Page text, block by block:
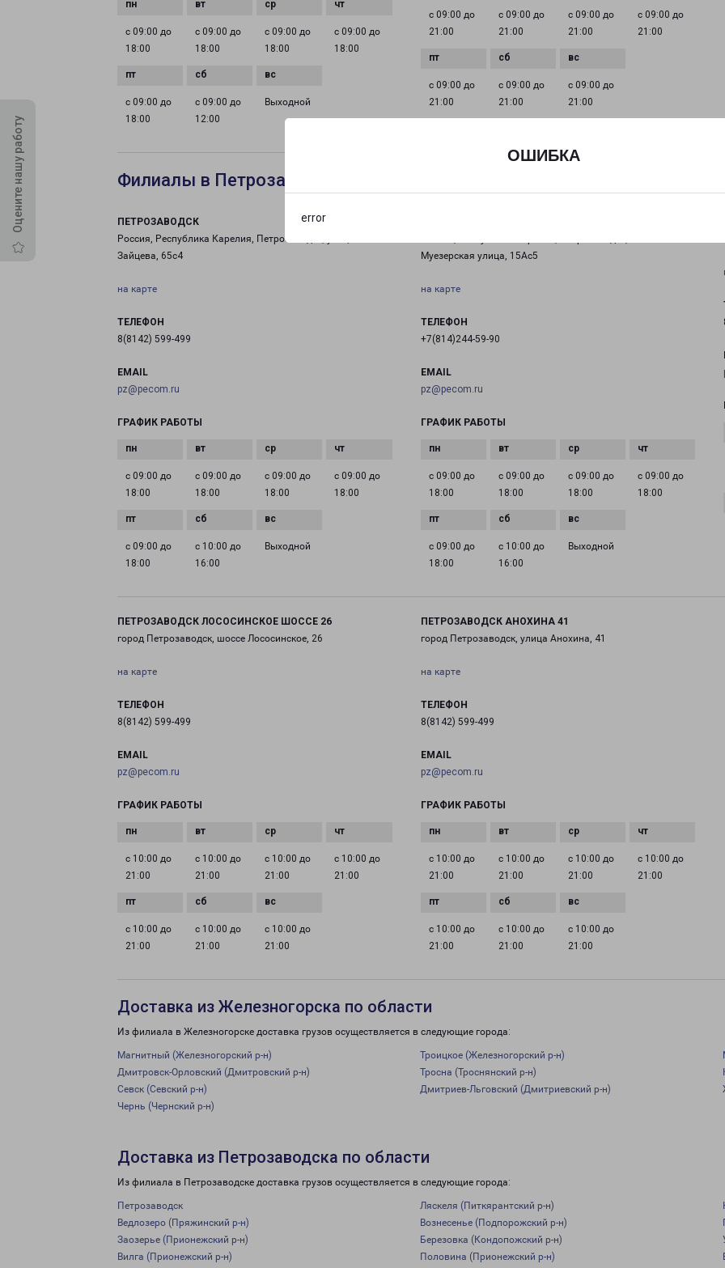
ОШИБКА
error
Оцените нашу работу
с 09:00 до
18:00
с 09:00 до
18:00
с 09:00 до
18:00
с 09:00 до
18:00
с 09:00 до
18:00
с 09:00 до
12:00
Выходной
с 09:00 до
21:00
с 09:00 до
21:00
с 09:00 до
21:00
с 09:00 до
21:00
с 09:00 до
21:00
с 09:00 до
21:00
с 09:00 до
21:00
Филиалы в Петрозаводске
ПЕТРОЗАВОДСК
Россия, Республика Карелия, Петрозаводск, улица
Зайцева, 65с4
на карте
ТЕЛЕФОН
8(8142) 599-499
EMAIL
pz@pecom.ru
ГРАФИК РАБОТЫ
с 09:00 до
18:00
с 09:00 до
18:00
с 09:00 до
18:00
с 09:00 до
18:00
с 09:00 до
18:00
с 10:00 до
16:00
Выходной
Муезерская улица, 15Ас5
на карте
ТЕЛЕФОН
+7(814)244-59-90
EMAIL
pz@pecom.ru
ГРАФИК РАБОТЫ
с 09:00 до
18:00
с 09:00 до
18:00
с 09:00 до
18:00
с 09:00 до
18:00
с 09:00 до
18:00
с 10:00 до
16:00
Выходной
ПЕТРОЗАВОДСК ЛОСОСИНСКОЕ ШОССЕ 26
город Петрозаводск, шоссе Лососинское, 26
на карте
ТЕЛЕФОН
8(8142) 599-499
EMAIL
pz@pecom.ru
ГРАФИК РАБОТЫ
с 10:00 до
21:00
с 10:00 до
21:00
с 10:00 до
21:00
с 10:00 до
21:00
с 10:00 до
21:00
с 10:00 до
21:00
с 10:00 до
21:00
ПЕТРОЗАВОДСК АНОХИНА 41
город Петрозаводск, улица Анохина, 41
на карте
ТЕЛЕФОН
8(8142) 599-499
EMAIL
pz@pecom.ru
ГРАФИК РАБОТЫ
с 10:00 до
21:00
с 10:00 до
21:00
с 10:00 до
21:00
с 10:00 до
21:00
с 10:00 до
21:00
с 10:00 до
21:00
с 10:00 до
21:00
Доставка из Железногорска по области
Из филиала в Железногорске доставка грузов осуществляется в следующие города:
Магнитный (Железногорский р-н) Троицкое (Железногорский р-н)
Дмитровск-Орловский (Дмитровский р-н)
Тросна (Троснянский р-н)
Севск (Севский р-н)
Дмитриев-Льговский (Дмитриевский р-н)
Чернь (Чернский р-н)
Доставка из Петрозаводска по области
Из филиала в Петрозаводске доставка грузов осуществляется в следующие города:
Петрозаводск Ляскеля (Питкярантский р-н)
Ведлозеро (Пряжинский р-н)
Вознесенье (Подпорожский р-н)
Заозерье (Прионежский р-н)
Березовка (Кондопожский р-н)
Вилга (Прионежский р-н)
Половина (Прионежский р-н)